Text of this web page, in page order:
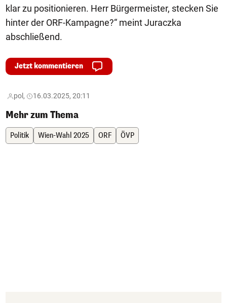
klar zu positionieren. Herr Bürgermeister, stecken Sie
hinter der ORF-Kampagne?“ meint Juraczka
abschließend.
Jetzt kommentieren
pol, 16.03.2025, 20:11
Mehr zum Thema
Politik Wien-Wahl 2025 ORF ÖVP